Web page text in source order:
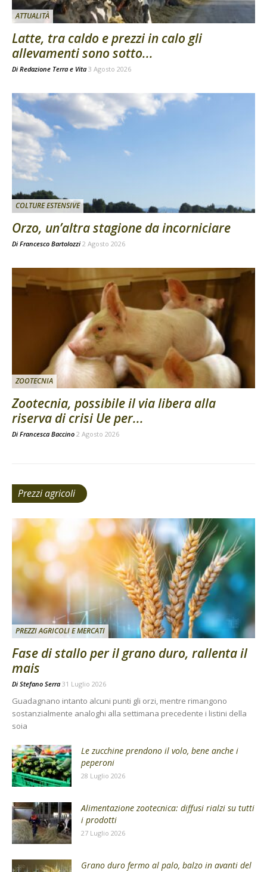
ATTUALITÀ
Latte, tra caldo e prezzi in calo gli
allevamenti sono sotto...
Di Redazione Terra e Vita 3 Agosto 2026
COLTURE ESTENSIVE
Orzo, un’altra stagione da incorniciare
Di Francesco Bartolozzi 2 Agosto 2026
ZOOTECNIA
Zootecnia, possibile il via libera alla
riserva di crisi Ue per...
Di Francesca Baccino 2 Agosto 2026
Prezzi agricoli
PREZZI AGRICOLI E MERCATI
Fase di stallo per il grano duro, rallenta il
mais
Di Stefano Serra 31 Luglio 2026
Guadagnano intanto alcuni punti gli orzi, mentre rimangono
sostanzialmente analoghi alla settimana precedente i listini della
soia
Le zucchine prendono il volo, bene anche i
peperoni
28 Luglio 2026
Alimentazione zootecnica: diffusi rialzi su tutti
i prodotti
27 Luglio 2026
Grano duro fermo al palo, balzo in avanti del